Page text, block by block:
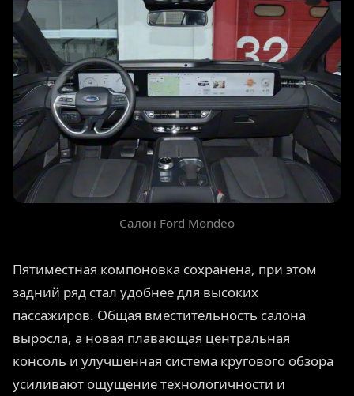
Салон Ford Mondeo
Пятиместная компоновка сохранена, при этом
задний ряд стал удобнее для высоких
пассажиров. Общая вместительность салона
выросла, а новая плавающая центральная
консоль и улучшенная система кругового обзора
усиливают ощущение технологичности и